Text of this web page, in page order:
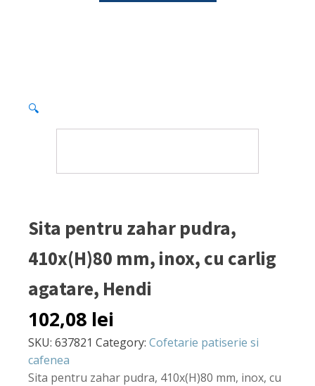
🔍
Sita pentru zahar pudra,
410x(H)80 mm, inox, cu carlig
agatare, Hendi
102,08 lei
SKU: 637821 Category: Cofetarie patiserie si
cafenea
Sita pentru zahar pudra, 410x(H)80 mm, inox, cu